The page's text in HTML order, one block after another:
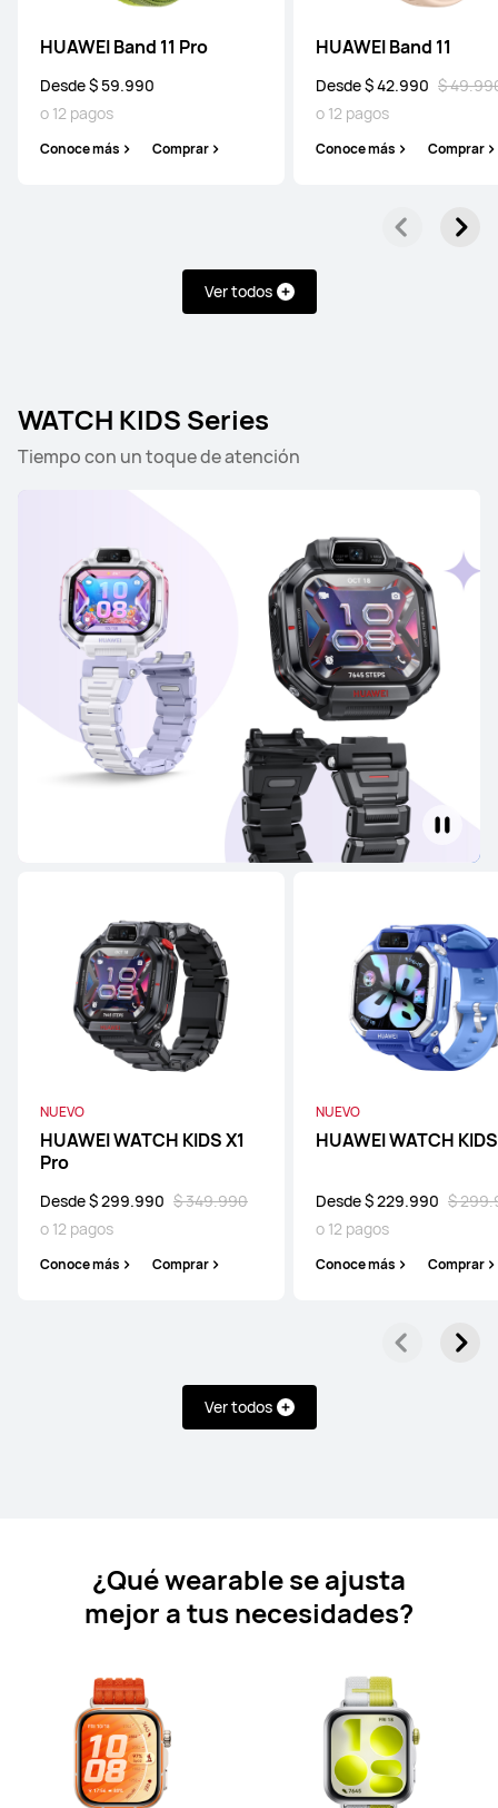
HUAWEI Band 11 Pro
Desde $ 59.990
o 12 pagos
Conoce más Comprar
HUAWEI Band 11
Desde $ 42.990 $
o 12 pagos
Conoce más Comprar
Ver todos
WATCH KIDS Series
Tiempo con un toque de atención
NUEVO
HUAWEI WATCH KIDS X1
Pro
Desde $ 299.990 $ 349.990
o 12 pagos
Conoce más Comprar
NUEVO
HUAWEI WATCH
Desde $ 229.990 $
o 12 pagos
Conoce más Comprar
Ver todos
Comprar
NUEVO
$ 199.990
Conoce más
Desde $ 179.990
o 12 pagos
HUAWEI WATCH FIT 4
Desde $ 129.990 $ 169.990
o 12 pagos
Conoce más
HUAWEI WATCH FIT Special Edition
Comprar
WATCH D Series
HUAWEI WATCH D2
$ 399.990
o 12 pagos
Desde $ 59.990
o 12 pagos
HUAWEI Band 11
¿Qué wearable se ajusta
mejor a tus necesidades?